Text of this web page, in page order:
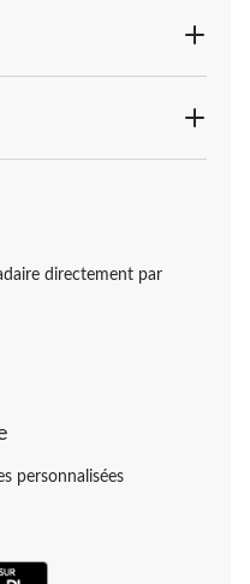
directement par
personnalisées